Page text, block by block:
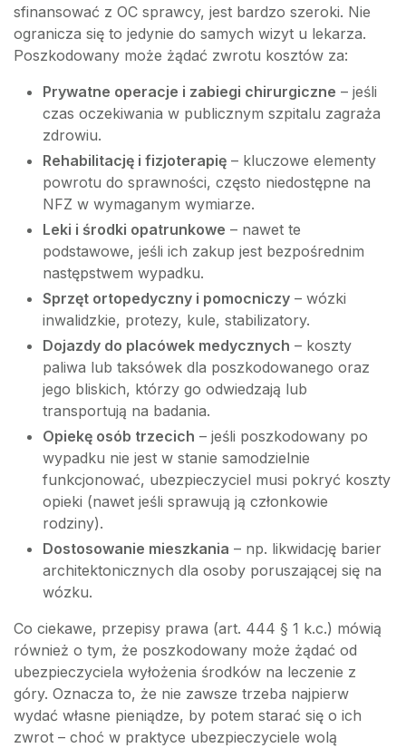
sfinansować z OC sprawcy, jest bardzo szeroki. Nie
ogranicza się to jedynie do samych wizyt u lekarza.
Poszkodowany może żądać zwrotu kosztów za:
Prywatne operacje i zabiegi chirurgiczne – jeśli
czas oczekiwania w publicznym szpitalu zagraża
zdrowiu.
Rehabilitację i fizjoterapię – kluczowe elementy
powrotu do sprawności, często niedostępne na
NFZ w wymaganym wymiarze.
Leki i środki opatrunkowe – nawet te
podstawowe, jeśli ich zakup jest bezpośrednim
następstwem wypadku.
Sprzęt ortopedyczny i pomocniczy – wózki
inwalidzkie, protezy, kule, stabilizatory.
Dojazdy do placówek medycznych – koszty
paliwa lub taksówek dla poszkodowanego oraz
jego bliskich, którzy go odwiedzają lub
transportują na badania.
Opiekę osób trzecich – jeśli poszkodowany po
wypadku nie jest w stanie samodzielnie
funkcjonować, ubezpieczyciel musi pokryć koszty
opieki (nawet jeśli sprawują ją członkowie
rodziny).
Dostosowanie mieszkania – np. likwidację barier
architektonicznych dla osoby poruszającej się na
wózku.
Co ciekawe, przepisy prawa (art. 444 § 1 k.c.) mówią
również o tym, że poszkodowany może żądać od
ubezpieczyciela wyłożenia środków na leczenie z
góry. Oznacza to, że nie zawsze trzeba najpierw
wydać własne pieniądze, by potem starać się o ich
zwrot – choć w praktyce ubezpieczyciele wolą